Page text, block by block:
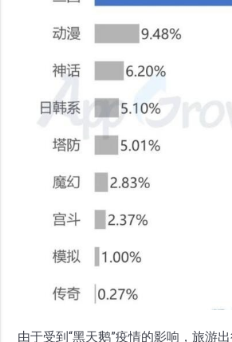
由于受到“黑天鹅”疫情的影响，旅游